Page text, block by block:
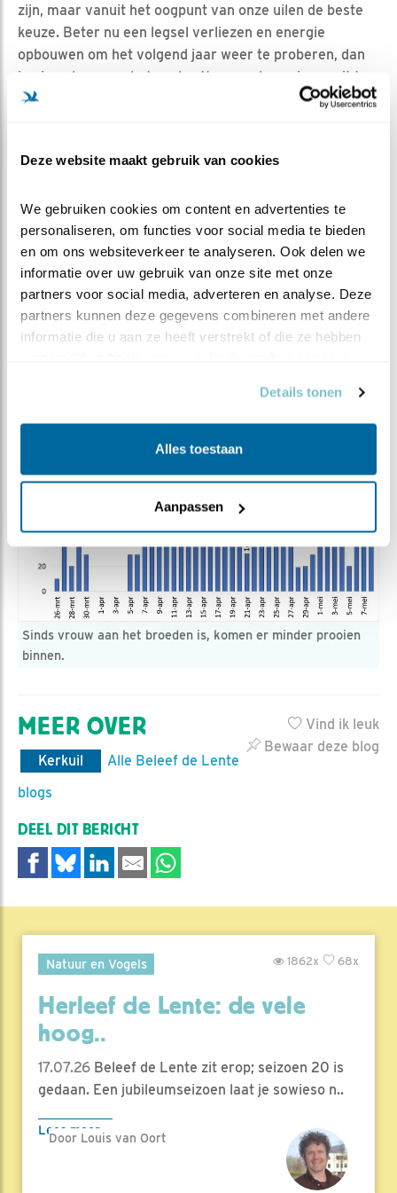
Deze website maakt gebruik van cookies
We gebruiken cookies om content en advertenties te
personaliseren, om functies voor social media te bieden
en om ons websiteverkeer te analyseren. Ook delen we
informatie over uw gebruik van onze site met onze
partners voor social media, adverteren en analyse. Deze
partners kunnen deze gegevens combineren met andere
informatie die u aan ze heeft verstrekt of die ze hebben
Details tonen
Alles toestaan
Aanpassen
zijn, maar vanuit het oogpunt van onze uilen de beste
keuze. Beter nu een legsel verliezen en energie
opbouwen om het volgend jaar weer te proberen, dan
je eigen leven op het spel zetten om deze eieren uit te
broeden.
MAAR ZE GEVEN NOG NIET OP
enkele keer de eieren voor wat langere tijd heeft
achtergelaten, mogelijk om zelf wat bij te jagen, heeft
ze het legsel niet opgegeven. Ze broedt trouw door en
komt na een uitstapje op tijd terug om de eitjes warm te
houden. Hopelijk gaan we binnenkort een stijgende lijn
zien in de prooiaanvoer en kan vrouw voldaan door
Sinds vrouw aan het broeden is, komen er minder prooien
binnen.
Vind ik leuk
Bewaar deze blog
MEER OVER
Kerkuil
Alle Beleef de Lente
blogs
DEEL DIT BERICHT
Natuur en Vogels 68x
1862x
Herleef de Lente: de vele
hoog..
17.07.26 Beleef de Lente zit erop; seizoen 20 is
gedaan. Een jubileumseizoen laat je sowieso n..
Lees meer
Door Louis van Oort